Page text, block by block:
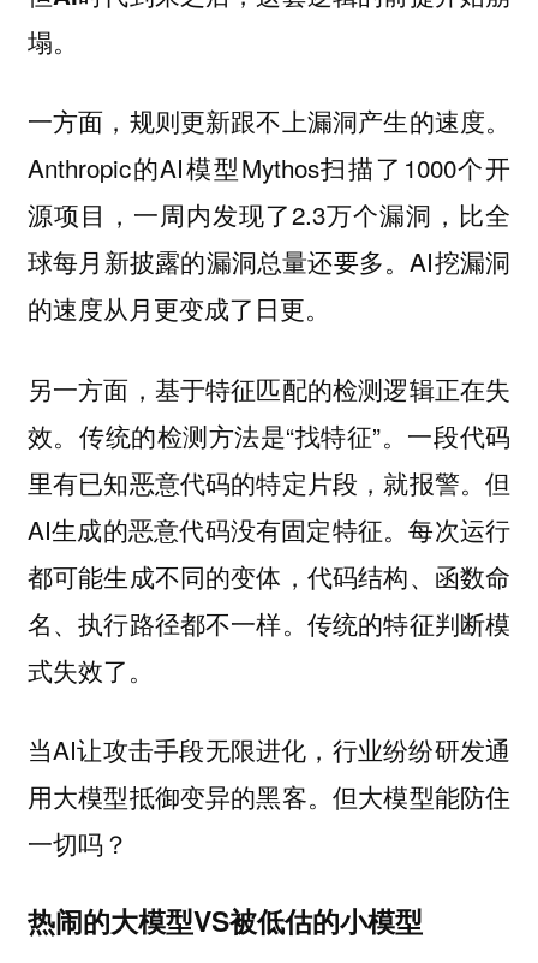
塌。
一方面，规则更新跟不上漏洞产生的速度。
Anthropic的AI模型Mythos扫描了1000个开
源项目，一周内发现了2.3万个漏洞，比全
球每月新披露的漏洞总量还要多。AI挖漏洞
的速度从月更变成了日更。
另一方面，基于特征匹配的检测逻辑正在失
效。传统的检测方法是“找特征”。一段代码
里有已知恶意代码的特定片段，就报警。但
AI生成的恶意代码没有固定特征。每次运行
都可能生成不同的变体，代码结构、函数命
名、执行路径都不一样。传统的特征判断模
式失效了。
当AI让攻击手段无限进化，行业纷纷研发通
用大模型抵御变异的黑客。但大模型能防住
一切吗？
热闹的大模型VS被低估的小模型